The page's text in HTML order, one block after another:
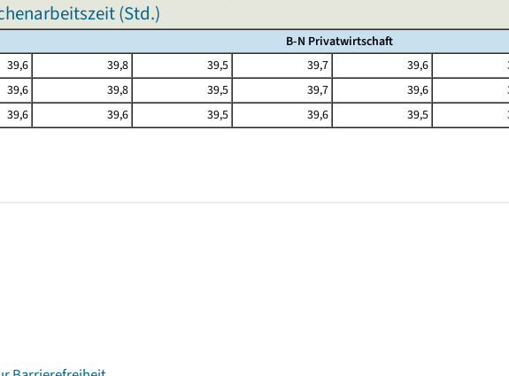
(Std.)
B-N Privatwirtschaft
39,6 39,8 39,5 39,7 39,6
39,6 39,8 39,5 39,7 39,6
39,6 39,6 39,5 39,6 39,5